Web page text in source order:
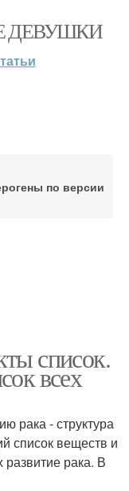
ДЕВУШКИ
по версии
список.
всех
рака - структура
список веществ и
рака. В